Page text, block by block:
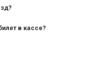
в кассе?
номер заказа;